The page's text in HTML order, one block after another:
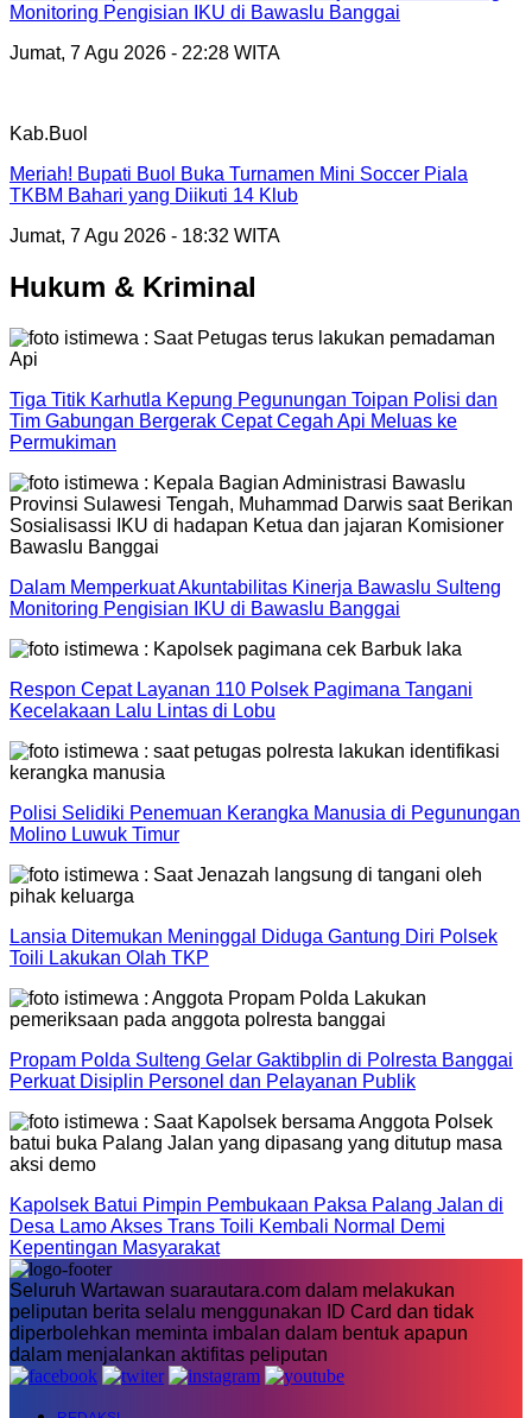
Monitoring Pengisian IKU di Bawaslu Banggai
Jumat, 7 Agu 2026 - 22:28 WITA
Kab.Buol
Meriah! Bupati Buol Buka Turnamen Mini Soccer Piala
TKBM Bahari yang Diikuti 14 Klub
Jumat, 7 Agu 2026 - 18:32 WITA
Hukum & Kriminal
Tiga Titik Karhutla Kepung Pegunungan Toipan Polisi dan
Tim Gabungan Bergerak Cepat Cegah Api Meluas ke
Permukiman
Dalam Memperkuat Akuntabilitas Kinerja Bawaslu Sulteng
Monitoring Pengisian IKU di Bawaslu Banggai
Respon Cepat Layanan 110 Polsek Pagimana Tangani
Kecelakaan Lalu Lintas di Lobu
Polisi Selidiki Penemuan Kerangka Manusia di Pegunungan
Molino Luwuk Timur
Lansia Ditemukan Meninggal Diduga Gantung Diri Polsek
Toili Lakukan Olah TKP
Propam Polda Sulteng Gelar Gaktibplin di Polresta Banggai
Perkuat Disiplin Personel dan Pelayanan Publik
Kapolsek Batui Pimpin Pembukaan Paksa Palang Jalan di
Desa Lamo Akses Trans Toili Kembali Normal Demi
Kepentingan Masyarakat
Seluruh Wartawan suarautara.com dalam melakukan
peliputan berita selalu menggunakan ID Card dan tidak
diperbolehkan meminta imbalan dalam bentuk apapun
dalam menjalankan aktifitas peliputan